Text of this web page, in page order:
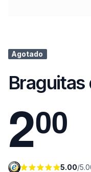
Agotado
Braguitas
200
5.00/